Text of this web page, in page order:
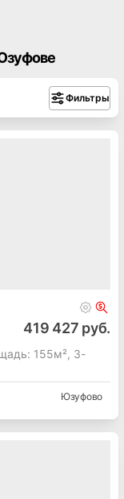
Фильтры
419 427 руб.
155м², 3-
Юзуфово